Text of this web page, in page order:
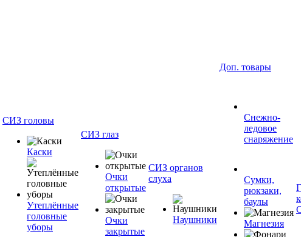
СИЗ головы
Каски
Утеплённые
головные
уборы
СИЗ глаз
Очки
открытые
Очки
закрытые
СИЗ органов
слуха
Наушники
Доп. товары
Снежно-
ледовое
снаряжение
Сумки,
рюкзаки,
баулы
Магнезия